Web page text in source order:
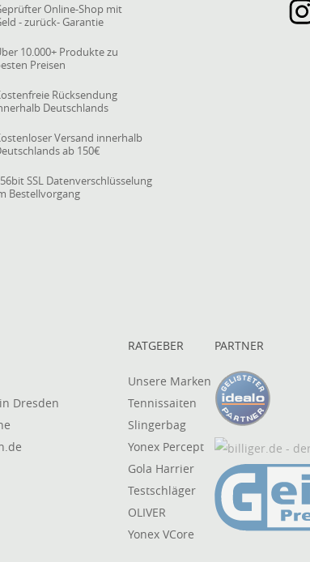
Online-Shop mit
- zurück- Garantie
10.000+ Produkte zu
Preisen
Rücksendung
Deutschlands
Versand innerhalb
ab 150€
SSL Datenverschlüsselung
Bestellvorgang
Dresden
RATGEBER
Unsere Marken
Tennissaiten
Slingerbag
Yonex Percept
Gola Harrier
Testschläger
OLIVER
Yonex VCore
PARTNER